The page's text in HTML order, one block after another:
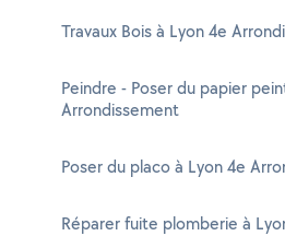
Travaux Bois à Lyon 4e
Peindre - Poser du papier
Arrondissement
Poser du placo à Lyon 4e
Réparer fuite plomberie à